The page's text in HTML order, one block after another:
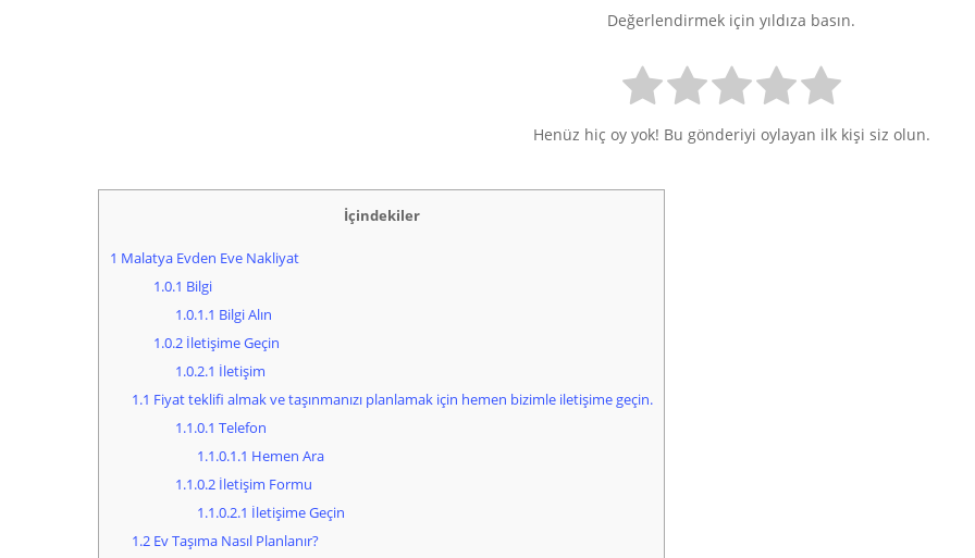
Değerlendirmek için yıldıza basın.
Henüz hiç oy yok! Bu gönderiyi oylayan ilk kişi siz olun.
İçindekiler
1 Malatya Evden Eve Nakliyat
1.0.1 Bilgi
1.0.1.1 Bilgi Alın
1.0.2İletişime Geçin
1.0.2.1 İletişim
1.1 Fiyat teklifi almak ve taşınmanızı planlamak için hemen bizimle iletişime geçin.
1.1.0.1 Telefon
1.1.0.1.1 Hemen Ara
1.1.0.2İletişim Formu
1.1.0.2.1 İletişime Geçin
1.2Ev Taşıma Nasıl Planlanır?